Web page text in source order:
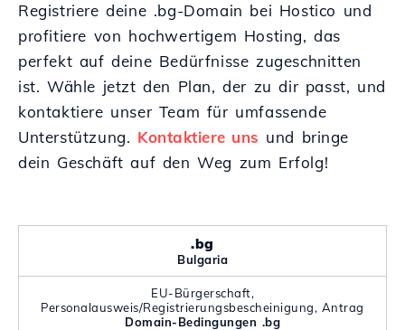
Registriere deine .bg-Domain bei Hostico und
profitiere von hochwertigem Hosting, das
perfekt auf deine Bedürfnisse zugeschnitten
ist. Wähle jetzt den Plan, der zu dir passt, und
kontaktiere unser Team für umfassende
Unterstützung. Kontaktiere uns und bringe
dein Geschäft auf den Weg zum Erfolg!
.bg
Bulgaria
EU-Bürgerschaft,
Personalausweis/Registrierungsbescheinigung, Antrag
Domain-Bedingungen .bg